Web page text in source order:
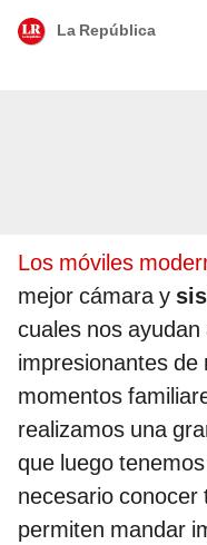
La República
Los móviles
mejor cámara y
cuales nos
impresionantes de
momentos
realizamos una
que luego
necesario conocer
permiten mandar